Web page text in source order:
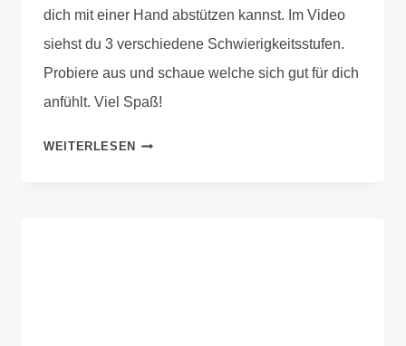
dich mit einer Hand abstützen kannst. Im Video
siehst du 3 verschiedene Schwierigkeitsstufen.
Probiere aus und schaue welche sich gut für dich
anfühlt. Viel Spaß!
WEITERLESEN